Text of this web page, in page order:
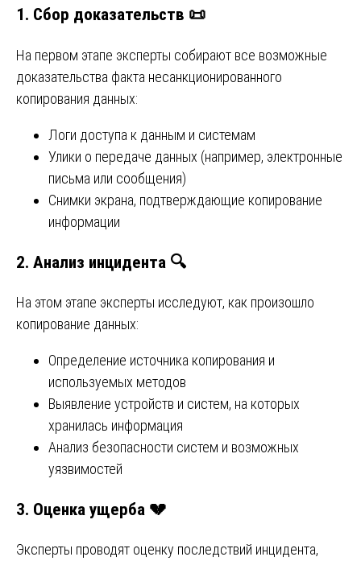
1. Сбор доказательств 📜
На первом этапе эксперты собирают все возможные
доказательства факта несанкционированного
копирования данных:
Логи доступа к данным и системам
Улики о передаче данных (например, электронные
письма или сообщения)
Снимки экрана, подтверждающие копирование
информации
2. Анализ инцидента 🔍
На этом этапе эксперты исследуют, как произошло
копирование данных:
Определение источника копирования и
используемых методов
Выявление устройств и систем, на которых
хранилась информация
Анализ безопасности систем и возможных
уязвимостей
3. Оценка ущерба 💔
Эксперты проводят оценку последствий инцидента,